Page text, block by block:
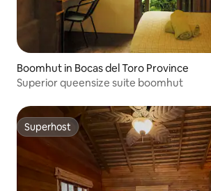
Boomhut in Bocas del Toro Province
Superior queensize suite boomhut
Superhost
Superhost